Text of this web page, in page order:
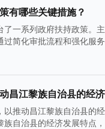
有哪些关键措施？
一系列政府扶持政策。
简化审批流程和强化服
昌江黎族自治县的经
推动昌江黎族自治县的
自治县的经济发展特点